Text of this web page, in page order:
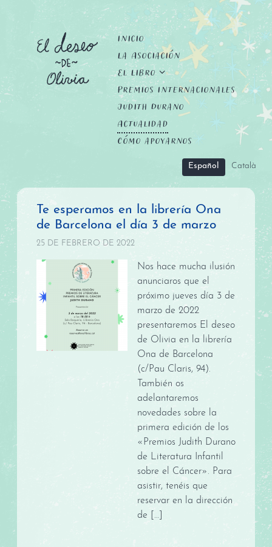
Inicio
La Asociación
El Libro
Premios Internacionales
Judith Durano
Actualidad
Cómo apoyarnos
Español Català
Te esperamos en la librería Ona
de Barcelona el día 3 de marzo
25 DE FEBRERO DE 2022
Nos hace mucha ilusión
anunciaros que el
próximo jueves día 3 de
marzo de 2022
presentaremos El deseo
de Olivia en la librería
Ona de Barcelona
(c/Pau Claris, 94).
También os
adelantaremos
novedades sobre la
primera edición de los
«Premios Judith Durano
de Literatura Infantil
sobre el Cáncer». Para
asistir, tenéis que
reservar en la dirección
de […]